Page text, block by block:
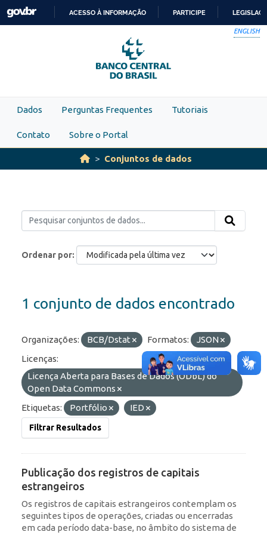
Skip to main content
PARA
O
CONTEÚDO
ACESSO À INFORMAÇÃO PARTICIPE
ENGLISH
Dados Perguntas Frequentes Tutoriais
Contato Sobre o Portal
Conjuntos de dados
Ordenar por
1 conjunto de dados encontrado
Organizações: BCB/Dstat Formatos:
JSON
Licenças:
Licença Aberta para Bases de Dados (ODbL) do
Open Data Commons
Etiquetas:
Portfólio IED
Filtrar Resultados
Publicação dos registros de capitais
estrangeiros
Os registros de capitais estrangeiros contemplam os
seguintes tipos de operações, criadas ou encerradas
em cada período data-base, no âmbito do sistema de